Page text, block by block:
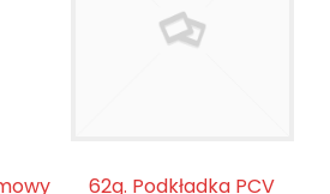
62g. Podkładka PCV